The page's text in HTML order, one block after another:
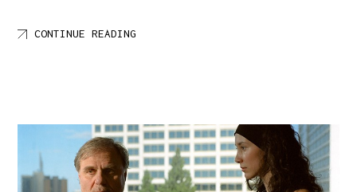
CONTINUE READING